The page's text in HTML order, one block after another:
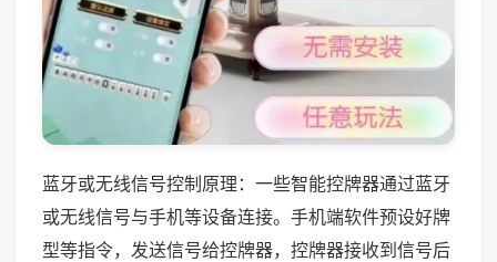
蓝牙或无线信号控制原理：一些智能控牌器通过蓝牙
或无线信号与手机等设备连接。手机端软件预设好牌
型等指令，发送信号给控牌器，控牌器接收到信号后